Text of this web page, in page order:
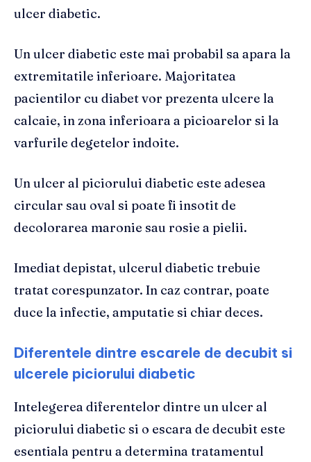
ulcer diabetic.
Un ulcer diabetic este mai probabil sa apara la
extremitatile inferioare. Majoritatea
pacientilor cu diabet vor prezenta ulcere la
calcaie, in zona inferioara a picioarelor si la
varfurile degetelor indoite.
Un ulcer al piciorului diabetic este adesea
circular sau oval si poate fi insotit de
decolorarea maronie sau rosie a pielii.
Imediat depistat, ulcerul diabetic trebuie
tratat corespunzator. In caz contrar, poate
duce la infectie, amputatie si chiar deces.
​Diferentele dintre escarele de decubit si
ulcerele piciorului diabetic
Intelegerea diferentelor dintre un ulcer al
piciorului diabetic si o escara de decubit este
esentiala pentru a determina tratamentul